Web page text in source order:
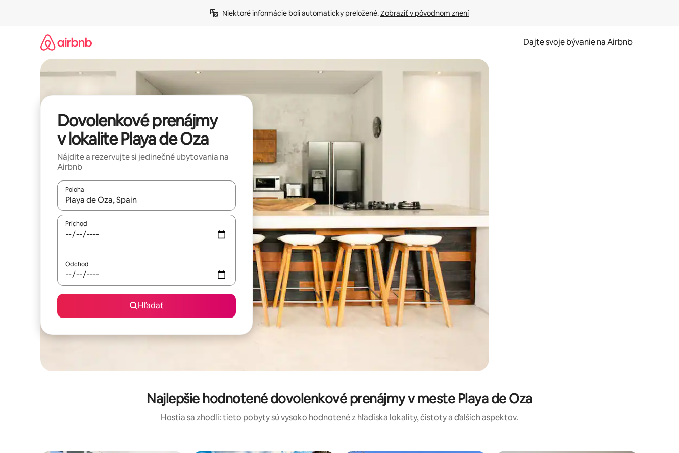
Niektoré informácie boli automaticky preložené. Zobraziť v pôvodnom znení
Dajte svoje bývanie na Airbnb
Dovolenkové prenájmy
v lokalite Playa de Oza
Nájdite a rezervujte si jedinečné ubytovania na
Airbnb
Poloha
Keď budú výsledky k dispozícii, môžete si ich prechádzať pomocou klávesov so šípkami nahor a nadol alebo ich preskúmať pomocou dotykových gest či potiahnutia prstom.
Príchod
Odchod
Hľadať
Najlepšie hodnotené dovolenkové prenájmy v meste Playa de Oza
Hostia sa zhodli: tieto pobyty sú vysoko hodnotené z hľadiska lokality, čistoty a ďalších aspektov.